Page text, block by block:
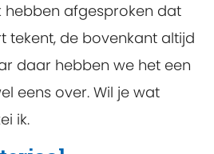
hebben afgesproken dat
tekent, de bovenkant altijd
daar hebben we het een
eens over. Wil je wat
ik.